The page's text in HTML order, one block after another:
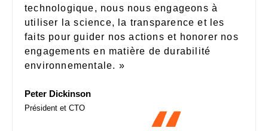
technologique, nous nous engageons à
utiliser la science, la transparence et les
faits pour guider nos actions et honorer nos
engagements en matière de durabilité
environnementale. »
Peter Dickinson
Président et CTO